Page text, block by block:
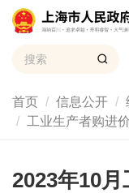
首页 信息公开
工业生产者购进
2023年10